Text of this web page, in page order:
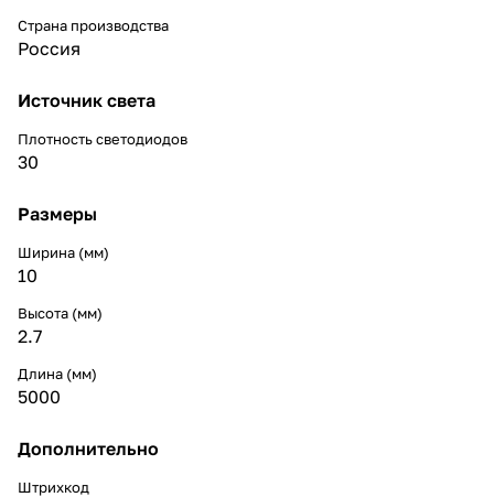
Страна производства
Россия
Источник света
Плотность светодиодов
30
Размеры
Ширина (мм)
10
Высота (мм)
2.7
Длина (мм)
5000
Дополнительно
Штрихкод